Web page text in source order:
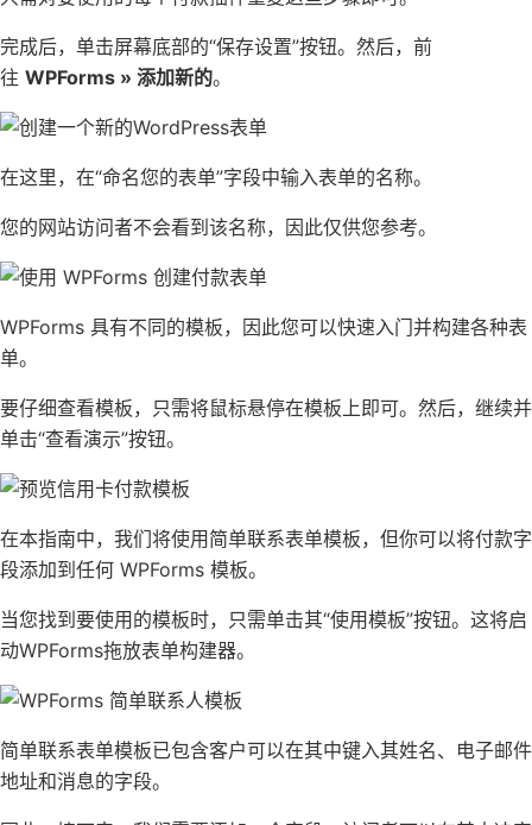
完成后，单击屏幕底部的“保存设置”按钮。然后，前
往 WPForms » 添加新的。
在这里，在“命名您的表单”字段中输入表单的名称。
您的网站访问者不会看到该名称，因此仅供您参考。
WPForms 具有不同的模板，因此您可以快速入门并构建各种表
单。
要仔细查看模板，只需将鼠标悬停在模板上即可。然后，继续并
单击“查看演示”按钮。
在本指南中，我们将使用简单联系表单模板，但你可以将付款字
段添加到任何 WPForms 模板。
当您找到要使用的模板时，只需单击其“使用模板”按钮。这将启
动WPForms拖放表单构建器。
简单联系表单模板已包含客户可以在其中键入其姓名、电子邮件
地址和消息的字段。